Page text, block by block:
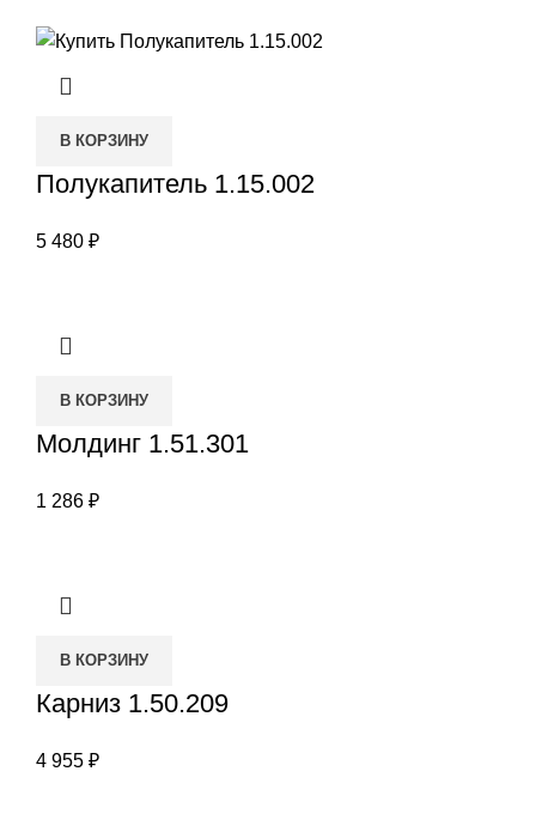
В КОРЗИНУ
Полукапитель 1.15.002
5 480 ₽
В КОРЗИНУ
Молдинг 1.51.301
1 286 ₽
В КОРЗИНУ
Карниз 1.50.209
4 955 ₽